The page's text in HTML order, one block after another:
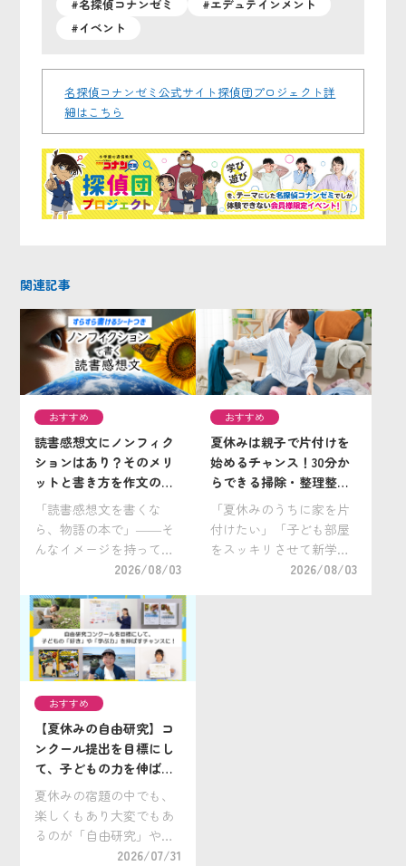
#名探偵コナンゼミ
#エデュテインメント
#イベント
名探偵コナンゼミ公式サイト探偵団プロジェクト詳
細はこちら
関連記事
おすすめ
読書感想文にノンフィク
ションはあり？そのメリ
ットと書き方を作文の神
様が解説！／すぐに使え
る『読書感想文・書き方
ガイド』も紹介
「読書感想文を書くな
ら、物語の本で」――そ
んなイメージを持ってい
る方も多いのではないで
想文はノンフィクション
作品（実際にあった出来
事や、自然・科学・歴史
など、現実の世界をもと
[…]
2026/08/03
おすすめ
夏休みは親子で片付けを
始めるチャンス！30分か
らできる掃除・整理整頓
のコツと子ども服の手放
し方
「夏休みのうちに家を片
付けたい」「子ども部屋
をスッキリさせて新学期
を迎えたい」と考えてい
2026/08/03
おすすめ
【夏休みの自由研究】コ
ンクール提出を目標にし
て、子どもの力を伸ばす
夏に！ 小学生向け「自由
研究コンクール」を紹介
夏休みの宿題の中でも、
楽しくもあり大変でもあ
るのが「自由研究」や
「自主学習」。この夏
2026/07/31